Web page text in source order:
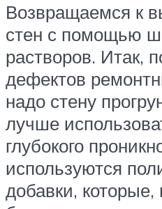
Возвращаемся к
стен с помощью
растворов. Итак,
дефектов
надо стену
лучше
глубокого
используются
добавки, которые,